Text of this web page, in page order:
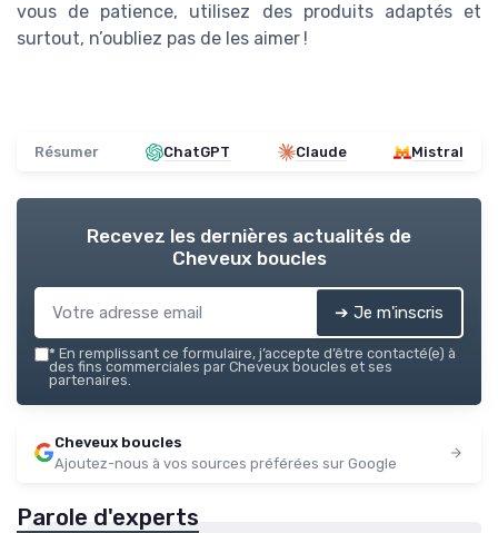
vous de patience, utilisez des produits adaptés et
surtout, n’oubliez pas de les aimer !
Résumer ChatGPT Claude Mistral
Recevez les dernières actualités de
Cheveux boucles
➔ Je m'inscris
* En remplissant ce formulaire, j’accepte d’être contacté(e) à
des fins commerciales par Cheveux boucles et ses
partenaires.
Cheveux boucles
Ajoutez-nous à vos sources préférées sur Google
Parole d'experts